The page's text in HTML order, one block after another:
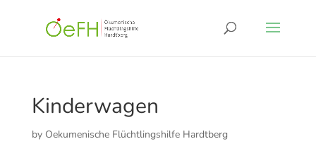
Kinderwagen
by Oekumenische Flüchtlingshilfe Hardtberg